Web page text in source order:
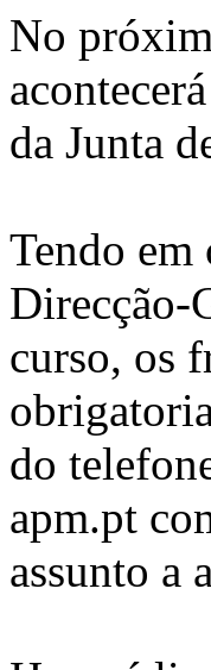
No
da Junta
Tendo em
Direcção-
curso, os
do
apm.pt
assunto a